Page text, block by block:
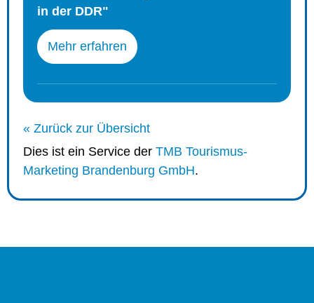
in der DDR"
Mehr erfahren
« Zurück zur Übersicht
Dies ist ein Service der TMB Tourismus-
Marketing Brandenburg GmbH.